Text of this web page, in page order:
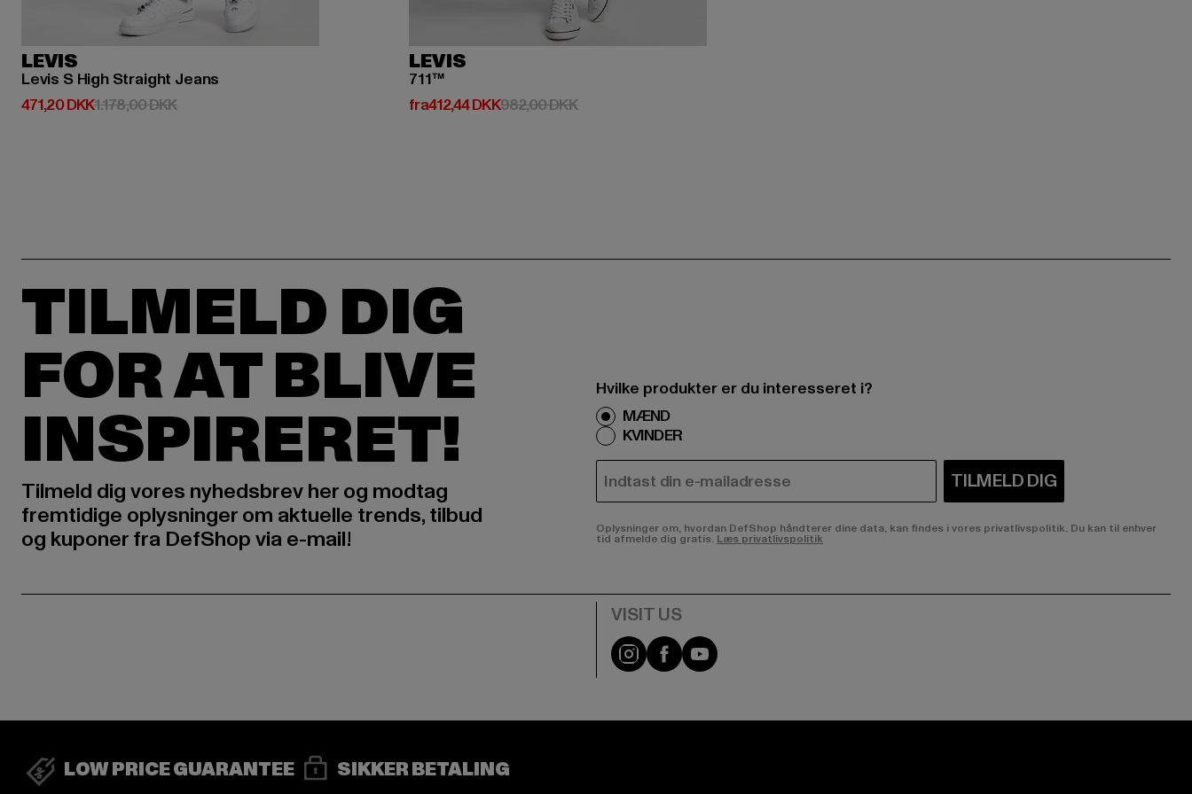
LEVIS
Levis S High Straight Jeans
471,20 DKK
Nuværende pris: 471,20 DKK
1.178,00 DKKKampagnepris: 1.178,00 DKK
LEVIS
711™
fra412,44 DKK
Nuværende pris: Fra 412,44 DKK
982,00 DKKKampagnepris: 982,00 DKK
TILMELD DIG
FOR AT BLIVE
INSPIRERET!
Tilmeld dig vores nyhedsbrev her og modtag
fremtidige oplysninger om aktuelle trends, tilbud
og kuponer fra DefShop via e-mail!
Hvilke produkter er du interesseret i?
MÆND
KVINDER
E-MAIL TILMELD DIG
Oplysninger om, hvordan DefShop håndterer dine data, kan findes i vores privatlivspolitik. Du kan til enhver
tid afmelde dig gratis. Læs privatlivspolitik
Visit our Instagram page:
Visit our Facebook page:
Visit our YouTube channel:
LOW PRICE GUARANTEE SIKKER BETALING